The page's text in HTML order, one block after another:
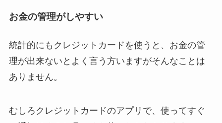
お金の管理がしやすい
統計的にもクレジットカードを使うと、お金の管
理が出来ないとよく言う方いますがそんなことは
ありません。
むしろクレジットカードのアプリで、使ってすぐ